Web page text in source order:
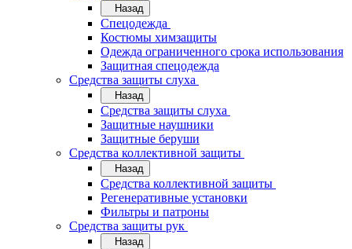
Назад
Спецодежда
Костюмы химзащиты
Одежда ограниченного срока использования
Защитная спецодежда
Средства защиты слуха
Назад
Средства защиты слуха
Защитные наушники
Защитные беруши
Средства коллективной защиты
Назад
Средства коллективной защиты
Регенеративные установки
Фильтры и патроны
Средства защиты рук
Назад